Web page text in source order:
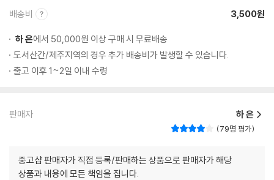
배송비 3,500원
하 은에서 50,000원 이상 구매 시 무료배송
도서산간/제주지역의 경우 추가 배송비가 발생할 수 있습니다.
출고 이후 1~2일 이내 수령
판매자 하 은
79명 평가
중고샵 판매자가 직접 등록/판매하는 상품으로 판매자가 해당
상품과 내용에 모든 책임을 집니다.